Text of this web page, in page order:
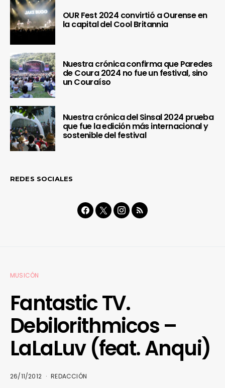
OUR Fest 2024 convirtió a Ourense en
la capital del Cool Britannia
Nuestra crónica confirma que Paredes
de Coura 2024 no fue un festival, sino
un Couraíso
Nuestra crónica del Sinsal 2024 prueba
que fue la edición más internacional y
sostenible del festival
REDES SOCIALES
MUSICÓN
Fantastic TV.
Debilorithmicos –
LaLaLuv (feat. Anqui)
26/11/2012 REDACCIÓN